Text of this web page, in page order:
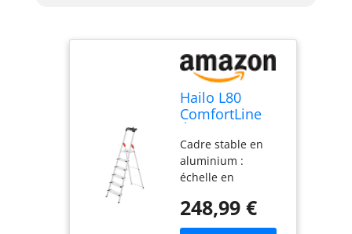
Fabriqué en
Allemagne : se
déplie et se replie
rapidement,
hauteur totale :
de travail jusqu'à
3,28 m, largeur
d'installation : 50
cm, profondeur
d'installation : 116
Hailo L80
ComfortLine
sécurité en
aluminium - 6
marches XXL -
Charge
maximale : 150
kg - Surface
Cadre stable en
aluminium :
échelle en
plate-forme en
acier galvanisé
248,99 €